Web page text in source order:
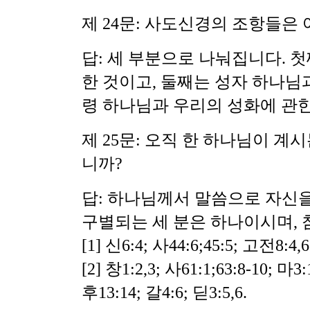
제 24문: 사도신경의 조항들은
답: 세 부분으로 나눠집니다.
한 것이고, 둘째는 성자 하나
령 하나님과 우리의 성화에 관
제 25문: 오직 한 하나님이 계
니까?
답: 하나님께서 말씀으로 자신
구별되는 세 분은 하나이시며,
[1] 신6:4; 사44:6;45:5; 고전
[2] 창1:2,3; 사61:1;63:8-10; 마
후13:14; 갈4:6; 딛3:5,6.